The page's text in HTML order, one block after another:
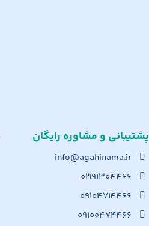
پشتیبانی و مشاوره رایگان
info@agahinama.ir
۰۲۱۹۱۳۰۴۴۶۶
۰۹۱۰۴۷۱۴۴۶۶
۰۹۱۰۰۴۷۴۴۶۶